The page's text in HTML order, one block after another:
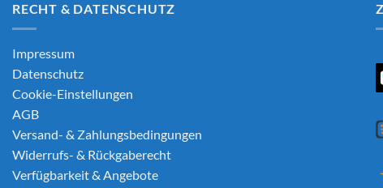
RECHT & DATENSCHUTZ
Impressum
Datenschutz
Cookie-Einstellungen
AGB
Versand- & Zahlungsbedingungen
Widerrufs- & Rückgaberecht
Verfügbarkeit & Angebote